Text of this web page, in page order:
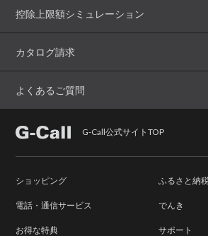
控除上限額シミュレーション
カタログ請求
よくあるご質問
G-Call公式サイトTOP
ショッピング ふるさと納税
電話・通信サービス でんき
お得な特典 サポート